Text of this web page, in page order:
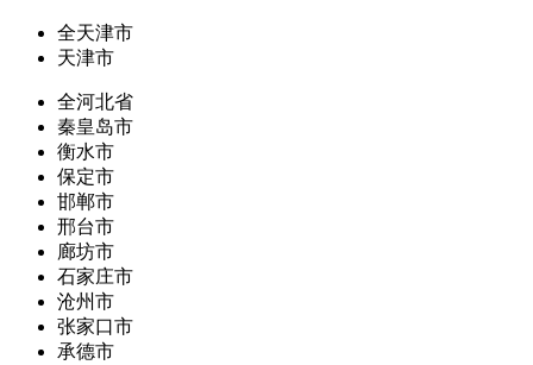
全天津市
天津市
全河北省
秦皇岛市
衡水市
保定市
邯郸市
邢台市
廊坊市
石家庄市
沧州市
张家口市
承德市